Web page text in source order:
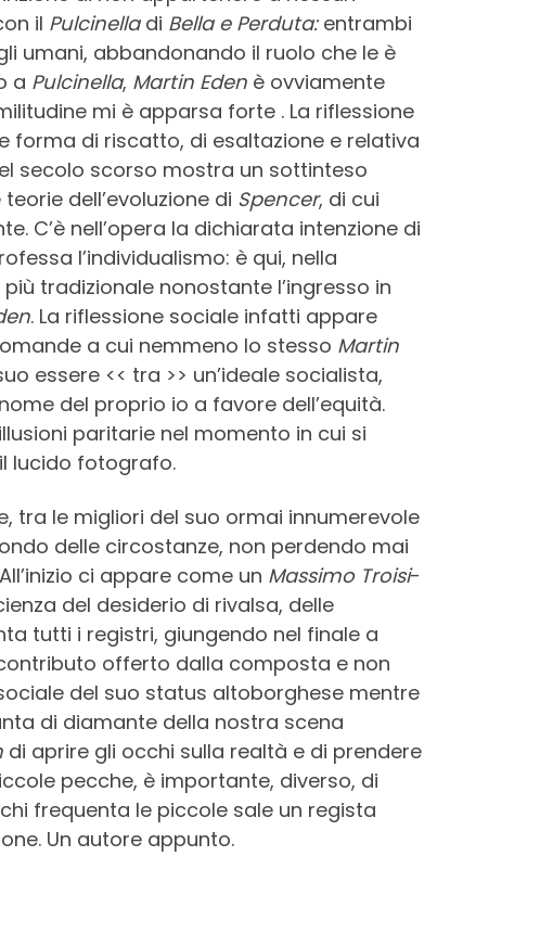
il Pulcinelladi Bella e Perduta: entrambi
umani, abbandonando il ruolo che le è
a Pulcinella, Martin Eden è ovviamente
mi è apparsa forte . La riflessione
forma di riscatto, di esaltazione e relativa
secolo scorso mostra un sottinteso
dell’evoluzione di Spencer, di cui
C’è nell’opera la dichiarata intenzione di
l’individualismo: è qui, nella
tradizionale nonostante l’ingresso in
. La riflessione sociale infatti appare
a cui nemmeno lo stesso Martin
essere << tra >> un’ideale socialista,
del proprio io a favore dell’equità.
paritarie nel momento in cui si
lucido fotografo.
tra le migliori del suo ormai innumerevole
delle circostanze, non perdendo mai
ci appare come un Massimo Troisi-
del desiderio di rivalsa, delle
tutti i registri, giungendo nel finale a
offerto dalla composta e non
del suo status altoborghese mentre
di diamante della nostra scena
di aprire gli occhi sulla realtà e di prendere
pecche, è importante, diverso, di
frequenta le piccole sale un regista
Un autore appunto.